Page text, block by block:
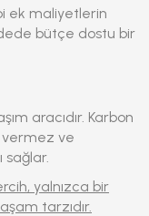
ek maliyetlerin
bütçe dostu bir
aracıdır. Karbon
vermez ve
sağlar.
yalnızca bir
tarzıdır.